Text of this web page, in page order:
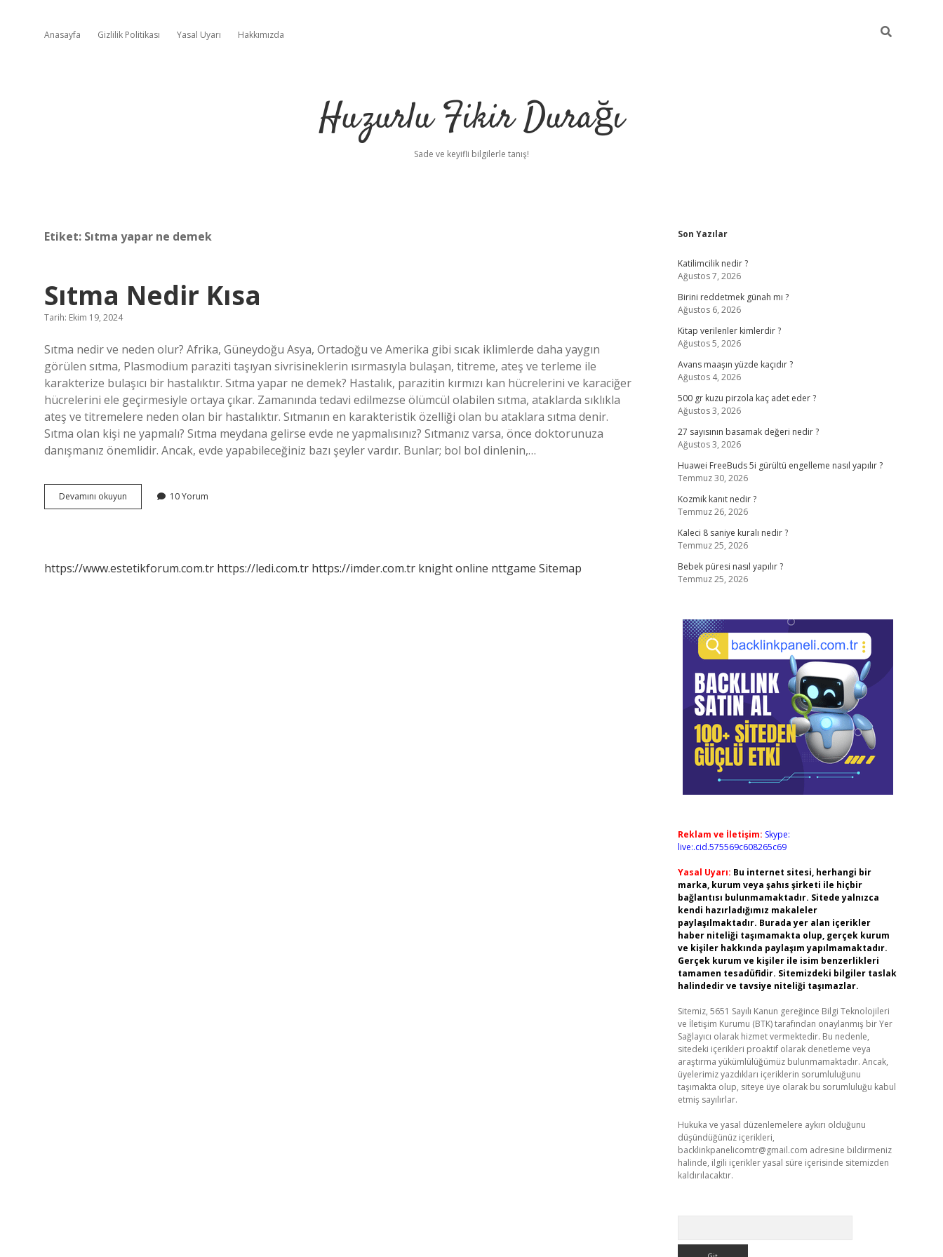
Anasayfa Gizlilik Politikası Yasal Uyarı Hakkımızda
Huzurlu Fikir Durağı
Sade ve keyifli bilgilerle tanış!
Etiket: Sıtma yapar ne demek
Sıtma Nedir Kısa
Tarih: Ekim 19, 2024
Sıtma nedir ve neden olur? Afrika, Güneydoğu Asya, Ortadoğu ve Amerika gibi sıcak iklimlerde daha yaygın
görülen sıtma, Plasmodium paraziti taşıyan sivrisineklerin ısırmasıyla bulaşan, titreme, ateş ve terleme ile
karakterize bulaşıcı bir hastalıktır. Sıtma yapar ne demek? Hastalık, parazitin kırmızı kan hücrelerini ve karaciğer
hücrelerini ele geçirmesiyle ortaya çıkar. Zamanında tedavi edilmezse ölümcül olabilen sıtma, ataklarda sıklıkla
ateş ve titremelere neden olan bir hastalıktır. Sıtmanın en karakteristik özelliği olan bu ataklara sıtma denir.
Sıtma olan kişi ne yapmalı? Sıtma meydana gelirse evde ne yapmalısınız? Sıtmanız varsa, önce doktorunuza
danışmanız önemlidir. Ancak, evde yapabileceğiniz bazı şeyler vardır. Bunlar; bol bol dinlenin,…
Devamını okuyun
Nedir
10 Yorum
https://www.estetikforum.com.tr https://ledi.com.tr https://imder.com.tr knight online nttgame Sitemap
Sidebar
Son Yazılar
Katilimcilik nedir ?
Ağustos 7, 2026
Birini reddetmek günah mı ?
Ağustos 6, 2026
Kitap verilenler kimlerdir ?
Ağustos 5, 2026
Avans maaşın yüzde kaçıdır ?
Ağustos 4, 2026
500 gr kuzu pirzola kaç adet eder ?
Ağustos 3, 2026
27 sayısının basamak değeri nedir ?
Ağustos 3, 2026
Huawei FreeBuds 5i gürültü engelleme nasıl yapılır ?
Temmuz 30, 2026
Kozmik kanıt nedir ?
Temmuz 26, 2026
Kaleci 8 saniye kuralı nedir ?
Temmuz 25, 2026
Bebek püresi nasıl yapılır ?
Temmuz 25, 2026
Reklam ve İletişim: Skype:
live:.cid.575569c608265c69
Yasal Uyarı: Bu internet sitesi, herhangi bir
marka, kurum veya şahıs şirketi ile hiçbir
bağlantısı bulunmamaktadır. Sitede yalnızca
kendi hazırladığımız makaleler
paylaşılmaktadır. Burada yer alan içerikler
haber niteliği taşımamakta olup, gerçek kurum
ve kişiler hakkında paylaşım yapılmamaktadır.
Gerçek kurum ve kişiler ile isim benzerlikleri
tamamen tesadüfidir. Sitemizdeki bilgiler taslak
halindedir ve tavsiye niteliği taşımazlar.
Sitemiz, 5651 Sayılı Kanun gereğince Bilgi Teknolojileri
ve İletişim Kurumu (BTK) tarafından onaylanmış bir Yer
Sağlayıcı olarak hizmet vermektedir. Bu nedenle,
sitedeki içerikleri proaktif olarak denetleme veya
araştırma yükümlülüğümüz bulunmamaktadır. Ancak,
üyelerimiz yazdıkları içeriklerin sorumluluğunu
taşımakta olup, siteye üye olarak bu sorumluluğu kabul
etmiş sayılırlar.
Hukuka ve yasal düzenlemelere aykırı olduğunu
düşündüğünüz içerikleri,
backlinkpanelicomtr@gmail.com adresine bildirmeniz
halinde, ilgili içerikler yasal süre içerisinde sitemizden
kaldırılacaktır.
ilbet giriş